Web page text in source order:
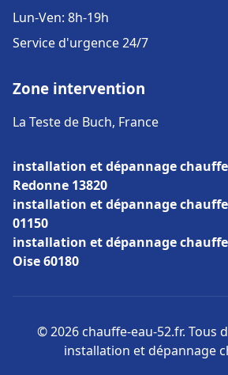
Lun-Ven: 8h-19h
Service d'urgence 24/7
Zone intervention
La Teste de Buch, France
installation et dépannage chauffe
Redonne 13820
installation et dépannage
01150
installation et dépannage
Oise 60180
© 2026 chauffe-eau-52.fr. Tous
installation et dépannage